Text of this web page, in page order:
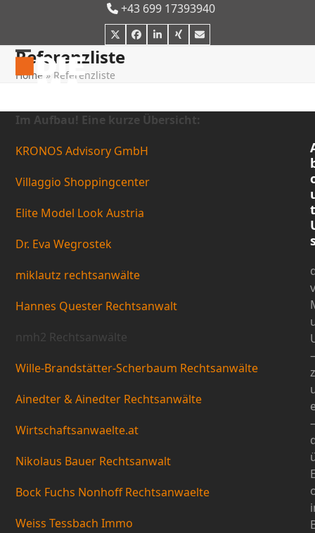
content
+43 699 17393940
TwitterFacebook
LinkedIn
XingE-
Mail
Open
menu
Close
menu
Referenzliste
Home » Referenzliste
Im Aufbau! Eine kurze Übersicht:
KRONOS Advisory GmbH
Villaggio Shoppingcenter
Elite Model Look Austria
Dr. Eva Wegrostek
miklautz rechtsanwälte
Hannes Quester Rechtsanwalt
nmh2 Rechtsanwälte
Wille-Brandstätter-Scherbaum Rechtsanwälte
Ainedter & Ainedter Rechtsanwälte
Wirtschaftsanwaelte.at
Nikolaus Bauer Rechtsanwalt
Bock Fuchs Nonhoff Rechtsanwaelte
Weiss Tessbach Immo
t
–
–